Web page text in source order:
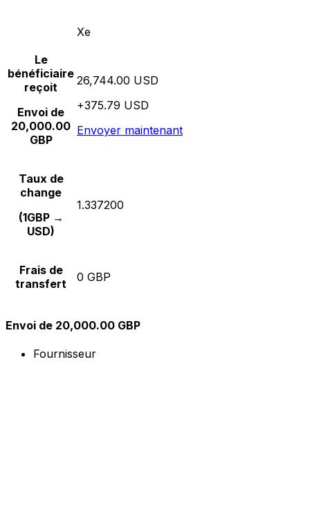
Xe
Le
bénéficiaire
reçoit
Envoi de
20,000.00
GBP
26,744.00 USD
+375.79 USD
Envoyer maintenant
Taux de
change
(1GBP →
USD)
1.337200
Frais de
transfert
0 GBP
Envoi de 20,000.00 GBP
Fournisseur